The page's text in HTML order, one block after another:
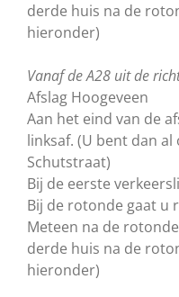
derde huis na de
hieronder)
Vanaf de A28 uit de
Afslag Hoogeveen
Aan het eind van de
linksaf. (U bent dan
Schutstraat)
Bij de eerste
Bij de rotonde gaat u
Meteen na de
derde huis na de
hieronder)